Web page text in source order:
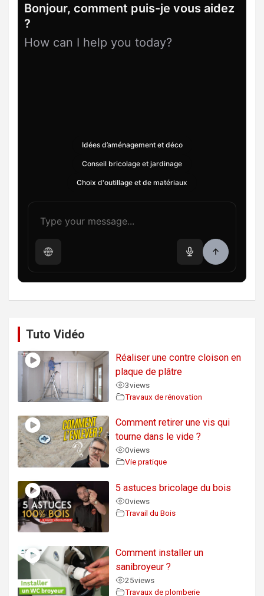
Bonjour, comment puis-je vous aidez
?
How can I help you today?
Idées d’aménagement et déco
Conseil bricolage et jardinage
Choix d'outillage et de matériaux
Tuto Vidéo
Réaliser une contre cloison en
plaque de plâtre
3views
Travaux de rénovation
Comment retirer une vis qui
tourne dans le vide ?
0views
Vie pratique
5 astuces bricolage du bois
0views
Travail du Bois
Comment installer un
sanibroyeur ?
25views
Travaux de plomberie